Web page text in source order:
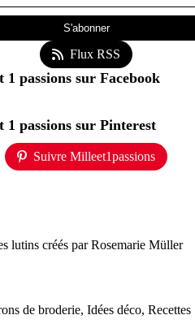
Flux RSS
1 passions sur Facebook
1 passions sur Pinterest
Suivre Milleet1passions
lutins créés par Rosemarie Müller
de broderie, Idées déco, Recettes